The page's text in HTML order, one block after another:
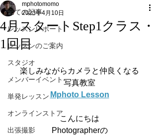
全ての記事
レッスンレポート
レッスンのご案内
スタジオ
メンバーイベント
単発レッスン
オンラインストア
出張撮影
4月スタートStep1クラス・
1回目
mphotomomo
2023年4月10日
楽しみながらカメラと仲良くなる
写真教室
Mphoto Lesson
こんにちは
Photographerの